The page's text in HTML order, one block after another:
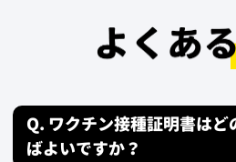
Q. ワクチン接種証明書はど
ばよいですか？